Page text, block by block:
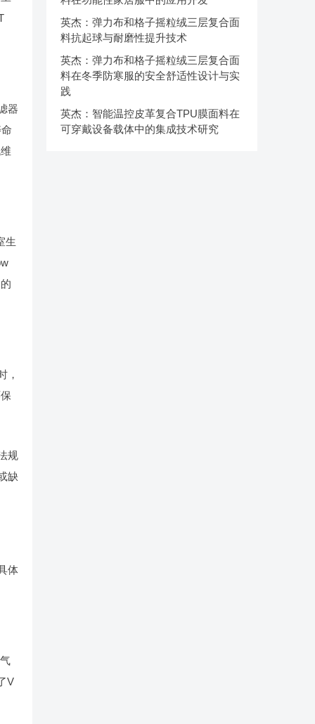
器
生
，
规
缺
体
V
英杰：弹力布和格子摇粒绒三层复合面
料抗起球与耐磨性提升技术
英杰：弹力布和格子摇粒绒三层复合面
料在冬季防寒服的安全舒适性设计与实
践
英杰：智能温控皮革复合TPU膜面料在
可穿戴设备载体中的集成技术研究